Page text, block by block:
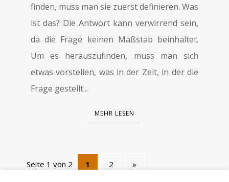
finden, muss man sie zuerst definieren. Was
ist das? Die Antwort kann verwirrend sein,
da die Frage keinen Maßstab beinhaltet.
Um es herauszufinden, muss man sich
etwas vorstellen, was in der Zeit, in der die
Frage gestellt...
MEHR LESEN
Seite 1 von 2 1 2 »